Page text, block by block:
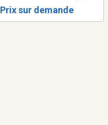
corporatifs, bals, etc
Prix sur demande